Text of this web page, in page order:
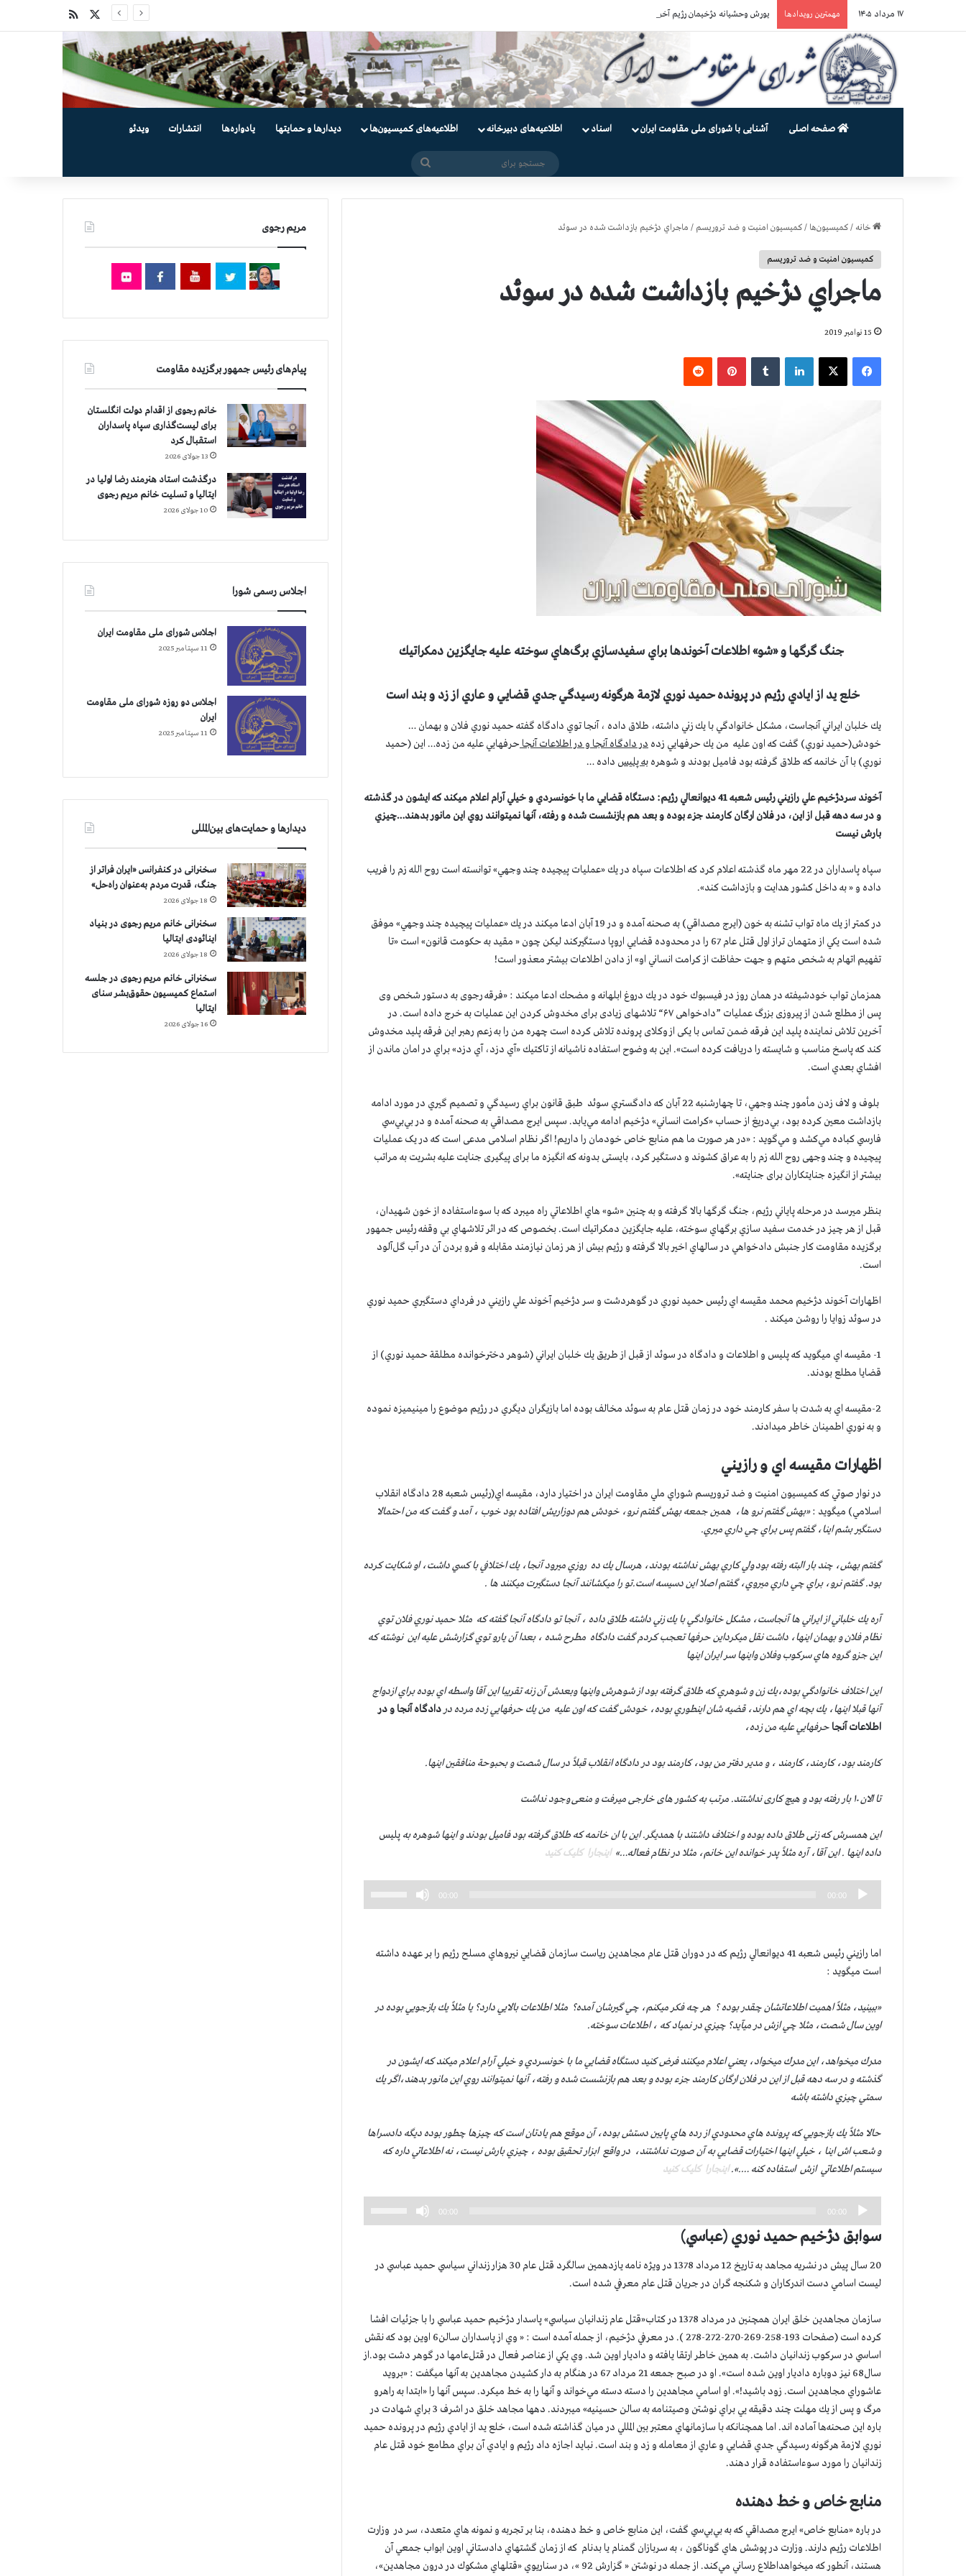
۱۷ مرداد ۱۴۰۵ مهمترین رویدادها یورش وحشیانه دژخیمان رژیم آخوندی به بند ۷ زندان اوین و ضرب‌وجرح زندانیان سیاسی
صفحه اصلی آشنایی با شورای ملی مقاومت ایران اسناد اطلاعیه‌های دبیرخانه اطلاعیه‌های کمیسیون‌‌ها دیدارها و حمایتها یادواره‌ها انتشارات ویدئو
خانه /کمیسیون‌ها /کمیسیون امنیت و ضد تروریسم / ماجراي دژخيم بازداشت شده در سوئد
کمیسیون امنیت و ضد تروریسم
ماجراي دژخيم بازداشت شده در سوئد
15 نوامبر 2019
فیس بوک X ‫پین‌ترست
جنگ گرگها و «شو» اطلاعات آخوندها براي سفيدسازي برگ‌هاي سوخته عليه جايگزين دمكراتيك
خلع يد از ايادي رژيم در پرونده حميد نوري لازمة هرگونه رسيدگي جدي قضايي و عاري از زد و بند است
يك خلبان ايراني آنجاست، مشكل خانوادگي با يك زني داشته، طلاق داده ، آنجا توي دادگاه گفته حميد نوري فلان و بهمان …
خودش(حميد نوري) گفت كه اون عليه من يك حرفهايي زده در دادگاه آنجا و در اطلاعات آنجا حرفهايي عليه من زده… این (حميد
نوري) با آن خانمه که طلاق گرفته بود فامیل بودند و شوهره به پلیس داده …
آخوند سردژخيم علي رازيني رئيس شعبه 41 ديوانعالي رژيم:
دستگاه قضايي ما با خونسردي و خيلي آرام اعلام ميكند كه ايشون در گذشته
و در سه دهه قبل از اين، در فلان ارگان كارمند جزء بوده و بعد هم بازنشست شده و رفته، آنها نميتوانند روي اين مانور بدهند…چيزي
بارش نيست
سپاه پاسداران در 22 مهر ماه گذشته اعلام كرد كه اطلاعات سپاه در يك «عمليات پيچيده چند وجهي» توانسته است روح الله زم را فريب
داده و « به داخل کشور هدايت و بازداشت کند».
در كمتر از يك ماه تواب تشنه به خون (ايرج مصداقي) به صحنه آمده و در 19 آبان ادعا ميكند در يك «عمليات پيچيده چند وجهي» موفق
شده است يكي از متهمان تراز اول قتل عام 67 را در محدوده قضايي اروپا دستگيركند ليكن چون « مقيد به حكومت قانون» است «تا
تفهيم اتهام به شخص متهم و جهت حفاظت از كرامت انساني او» از دادن اطلاعات بيشتر معذور است!
همزمان تواب خودشيفته در همان روز در فيسبوك خود در يك دروغ ابلهانه و مضحك ادعا ميكند : «فرقه رجوی به دستور شخص وی
پس از مطلع شدن از پیروزی بزرگ عملیات ”دادخواهی ۶۷“ تلاشهای زیادی برای مخدوش کردن این عملیات به خرج داده است. در
آخرین تلاش نماینده پلید این فرقه ضمن تماس با یکی از وکلای پرونده تلاش کرده است چهره من را به زعم رهبر این فرقه پلید مخدوش
کند که پاسخ مناسب و شایسته را دریافت کرده است». اين به وضوح استفاده ناشيانه از تاكتيك «آي دزد، آي دزد» براي در امان ماندن از
افشاي بعدي است.
بلوف و لاف زدن مأمور چند وجهي، تا چهارشنبه 22 آبان كه دادگستري سوئد طبق قانون براي رسيدگي و تصميم گيري در مورد ادامه
بازداشت معين كرده بود، بي‌دريغ از حساب «كرامت انساني» دژخيم ادامه مي‌يابد. سپس ايرج مصداقي به صحنه آمده و در بي‌بي‌سي
فارسي كباده مي‌كشد و مي‌گويد : «در هر صورت ما هم منابع خاص خودمان را داریم! اگر نظام اسلامی مدعی است که در یک عملیات
پیچیده و چند وجهی روح الله زم را به عراق کشوند و دستگیر کرد، بایستی بدونه که انگیزه ما برای پیگیری جنایت علیه بشریت به مراتب
بیشتر از انگیزه جنایتکاران برای جنایته».
بنظر ميرسد در مرحله پاياني رژيم، جنگ گرگها بالا گرفته و به چنين «شو» هاي اطلاعاتي راه ميبرد كه با سوءاستفاده از خون شهيدان،
قبل از هر چيز در خدمت سفيد سازي برگهاي سوخته، عليه جايگزين دمكراتيك است. بخصوص كه در اثر تلاشهاي بي وقفه رئيس جمهور
برگزيده مقاومت كار جنبش دادخواهي در سالهاي اخير بالا گرفته و رژيم بيش از هر زمان نيازمند مقابله و فرو بردن آن در آب گل‌آلود
است.
اظهارات آخوند دژخيم محمد مقيسه اي رئيس حميد نوري در گوهردشت و سر دژخيم آخوند علي رازيني در فرداي دستگيري حميد نوري
در سوئد زوايا را روشن ميكند .
1- مقيسه اي ميگويد كه پليس و اطلاعات و دادگاه در سوئد از قبل از طريق يك خلبان ايراني (شوهر دخترخوانده مطلقة حميد نوري) از
قضايا مطلع بودند.
2-مقيسه اي به شدت با سفر كارمند خود در زمان قتل عام به سوئد مخالف بوده اما بازيگران ديگري در رژيم موضوع را مينيميزه نموده
و به نوري اطمينان خاطر ميدادند.
اظهارات مقيسه اي و رازيني
در نوار صوتي كه كميسيون امنيت و ضد تروريسم شوراي ملي مقاومت ايران در اختيار دارد، مقيسه اي(رئيس شعبه 28 دادگاه انقلاب
اسلامي) ميگويد :«بهش گفتم نرو ها، همين جمعه بهش گفتم نرو، خودش هم دوزاريش افتاده بود خوب ، آمد و گفت كه من احتمالا
دستگير بشم اينا، گفتم پس براي چي داري ميري.
گفتم بهش، چند بار البته رفته بود ولي كاري بهش نداشته بودند، هرسال يك ده روزي ميرود آنجا، يك اختلافي با كسي داشت، او شكايت كرده
بود. گفتم نرو، براي چي داري ميروي، گفتم اصلا اين دسيسه است.تو را ميكشانند آنجا دستگيرت ميكنند ها .
آره يك خلباني از ايراني ها آنجاست، مشكل خانوادگي با يك زني داشته طلاق داده ، آنجا تو دادگاه آنجا گفته كه مثلا حميد نوري فلان توي
نظام فلان و بهمان اينها، داشت نقل ميكرداين حرفها تعجب كردم گفت دادگاه مطرح شده ، بعدا آن يارو توي گزارشش عليه اين نوشته كه
اين جزو گروه هاي سركوب وفلان واينها سر ايران اينها
اين اختلاف خانوادگي بوده،يك زن و شوهري كه طلاق گرفته بود از شوهرش واينها وبعدش آن زنه تقريبا اين آقا واسطه اي بوده براي ازدواج
آنها قبلا اينها، يك بچه اي هم دارند، قضيه شان اينطوري بوده، خودش گفت كه اون عليه من يك حرفهايي زده مرده در دادگاه آنجا و در
اطلاعات آنجا حرفهايي عليه من زده،
كارمند بود، كارمند، كارمند ، و مدير دفتر من بود، كارمند بود در دادگاه انقلاب قبلاً در سال شصت و بحبوحة منافقين اينها.
تا الان ۱۰ بار رفته بود و هیچ کاری نداشتند. مرتب به کشور های خارجی میرفت و منعی وجود نداشت
این همسرش که زنی طلاق داده بوده و اختلاف داشتند با همدیگر. این با ان خانمه که طلاق گرفته بود فامیل بودند و اینها شوهره به پلیس
داده اینها . این آقا، آره مثلاً پدر خوانده این خانم، مثلا در نظام فعاله…» اینجارا کلیک کنید
پخش‌کننده
صوت
00:00
00:00
افزایش
اما رازيني رئيس شعبه 41 ديوانعالي رژيم كه در دوران قتل عام مجاهدين رياست سازمان قضايي نيروهاي مسلح رژيم را بر عهده داشته
است ميگويد :
«ببينيد، مثلاً اهميت اطلاعاتشان چقدر بوده ؟ هر چه فكر ميكنم، چي گيرشان آمده؟ مثلا اطلاعات بالايي دارد؟ يا مثلاً يك بازجويي بوده در
اوين سال شصت، مثلا چي ازش در ميآيد؟ چيزي در نمياد كه ، اطلاعات سوخته.
مدرك ميخواهد، اين مدرك ميخواد، يعني اعلام ميكنند فرض كنيد دستگاه قضايي ما با خونسردي و خيلي آرام اعلام ميكند كه ايشون در
گذشته و در سه دهه قبل از اين در فلان ارگان كارمند جزء بوده و بعد هم بازنشست شده و رفته، آنها نميتوانند روي اين مانور بدهند،اگر يك
سمتي چيزي داشته باشه
حالا مثلاً يك بازجويي كه پرونده هاي محدودي از رده هاي پايين دستش بوده، آن موقع هم يادتان است كه چيزها چطور بوده ديگه دادسراها
و شعب اش اينا ، خيلي اينها اختيارات قضايي به آن صورت نداشتند، در واقع ابزار تحقيق بوده ، چيزي بارش نيست، نه اطلاعاتي داره كه
سيستم اطلاعاتي ازش استفاده كنه ….».اینجارا کلیک کنید
پخش‌کننده
صوت
00:00
00:00
افزایش
کلیدهای
و
سوابق دژخيم حميد نوري (عباسي)
20 سال پيش در نشريه مجاهد به تاريخ 12 مرداد 1378 در ويژه نامه يازدهمين سالگرد قتل عام 30 هزار زنداني سياسي حميد عباسي در
ليست اسامي دست اندركاران و شكنجه گران در جريان قتل عام معرفي شده است.
سازمان مجاهدين خلق ايران همچنين در مرداد 1378 در كتاب«قتل عام زندانيان سياسي» پاسدار دژخيم حميد عباسي را با جزئيات افشا
كرده است (صفحات 193-258-269-270-272-278 ). در معرفي دژخيم، از جمله آمده است : « وي از پاسداران سالن6 اوين بود كه نقش
اساسي در سركوب زندانيان داشت. به همين خاطر ارتقا يافته و داديار اوين شد. وي يكي از عناصر فعال در قتل‌عامها در گوهر دشت بود.از
سال68 نيز دوباره داديار اوين شده است». او در صبح جمعه 21 مرداد 67 در هنگام به دار كشيدن مجاهدين به آنها ميگفت : «برويد
عاشوراي مجاهدين است. زود باشيد!». او اسامي مجاهدين را دسته دسته مي‌خواند و آنها را به خط ميكرد. سپس آنها را «ابتدا به راهرو
مرگ و پس از يك مهلت چند دقيقه يي براي نوشتن وصيتنامه به سالن حسينيه» ميبردند. دهها مجاهد خلق در اشرف 3 براي شهادت در
باره اين صحنه‌ها آماده اند. اما همچنانكه با سازمانهاي معتبر بين المللي در ميان گذاشته شده است، خلع يد از ايادي رژيم در پرونده حميد
نوري لازمة هرگونه رسيدگي جدي قضايي و عاري از معامله و زد و بند است. نبايد اجازه داد رژيم و ايادي آن براي مطامع خود قتل عام
زندانيان را مورد سوءاستفاده قرار دهند.
منابع خاص و خط دهنده
در باره «منابع خاص» ايرج مصداقي كه به بي‌بي‌سي گفت، اين منابع خاص و خط دهنده، بنا بر تجربه و نمونه هاي متعدد، سر در وزارت
اطلاعات رژيم دارند. وزارت در پوشش هاي گوناگون ، به سربازان گمنام يا بدنام كه از زمان گشتهاي دادستاني اوين ابواب جمعي آن
هستند، آنطور كه ميخواهداطلاع رساني مي‌كند. از جمله در نوشتن « گزارش 92 »، در سناريوي «قتلهاي مشكوك در درون مجاهدين»،
مریم رجوی
پیام‌های رئیس جمهور برگزیده مقاومت
خانم رجوی از اقدام دولت انگلستان
برای لیست‌گذاری سپاه پاسداران
استقبال کرد
13 جولای 2026
درگذشت استاد هنرمند رضا اولیا در
ایتالیا و تسلیت خانم مریم رجوی
10 جولای 2026
اجلاس رسمی شورا
اجلاس شورای ملی مقاومت ایران
11 سپتامبر 2025
اجلاس دو روزه شورای ملی مقاومت
ایران
11 سپتامبر 2025
دیدارها و حمایت‌های بین‌المللی
سخنرانی در کنفرانس «ایران فراتر از
جنگ، قدرت مردم به‌عنوان راه‌حل»
18 جولای 2026
سخنرانی خانم مریم رجوی در بنیاد
اینائودی ایتالیا
18 جولای 2026
سخنرانی خانم مریم رجوی در جلسه
استماع کمیسیون حقوق‌بشر سنای
ایتالیا
16 جولای 2026